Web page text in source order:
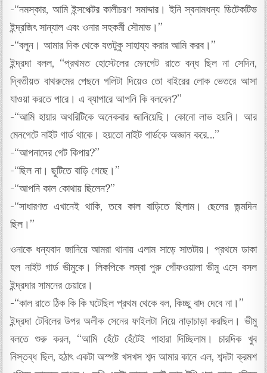
-“নমস্কার, আমি ইন্সপেক্টর কালীচরণ সমাদ্দার। ইনি স্বনামধন্য ডিটেকটিভ
ইন্দ্রজিৎ সান্যাল এবং ওনার সহকর্মী সৌমাভ।”
-“বলুন। আমার দিক থেকে যতটুকু সাহায্য করার আমি করব।”
ইন্দ্রদা বলল, “প্রথমত হোস্টেলের মেনগেট রাতে বন্ধ ছিল না সেদিন,
দ্বিতীয়ত বাথরুমের পেছনে গলিটা দিয়েও তো বাইরের লোক ভেতরে আসা
যাওয়া করতে পারে। এ ব্যাপারে আপনি কি বলবেন?”
-“আমি হায়ার অথরিটিকে অনেকবার জানিয়েছি। কোনো লাভ হয়নি। আর
মেনগেটে নাইট গার্ড থাকে। হয়তো নাইট গার্ডকে অজ্ঞান করে…”
-“আপনাদের গেট কিপার?”
-“ছিল না। ছুটিতে বাড়ি গেছে।”
-“আপনি কাল কোথায় ছিলেন?”
-“সাধারণত এখানেই থাকি, তবে কাল বাড়িতে ছিলাম। ছেলের জন্মদিন
ছিল।”
ওনাকে ধন্যবাদ জানিয়ে আমরা থানায় এলাম সাড়ে সাতটায়। প্রথমে ডাকা
হল নাইট গার্ড ভীমুকে। লিকপিকে লম্বা পুরু গোঁফওয়ালা ভীমু এসে বসল
ইন্দ্রদার সামনের চেয়ারে।
-“কাল রাতে ঠিক কি কি ঘটেছিল প্রথম থেকে বল, কিচ্ছু বাদ দেবে না।”
ইন্দ্রদা টেবিলের উপর অলীক সেনের ফাইলটা নিয়ে নাড়াচাড়া করছিল। ভীমু
বলতে শুরু করল, “আমি হেঁটে হেঁটেই পাহারা দিচ্ছিলাম। চারদিক খুব
নিস্তব্ধ ছিল, হঠাৎ একটা অস্পষ্ট খসখস শব্দ আমার কানে এল, শব্দটা ক্রমশ